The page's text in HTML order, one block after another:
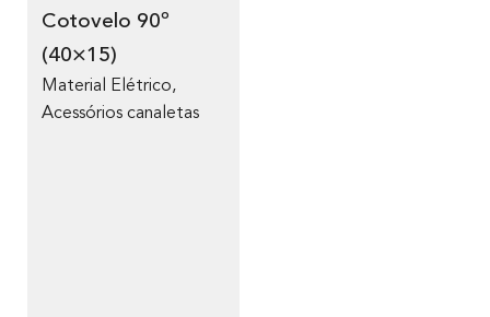
Cotovelo 90º
(40×15)
Material Elétrico,
Acessórios canaletas